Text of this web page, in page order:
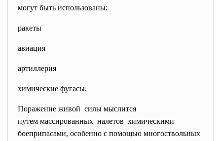
могут быть использованы:
ракеты
авиация
артиллерия
химические фугасы.
Поражение живой силы мыслится
путем массированных налетов химическими
боеприпасами, особенно с помощью многоствольных